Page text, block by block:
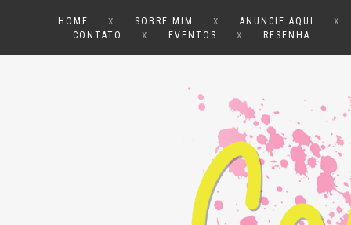
HOME x SOBRE MIM x ANUNCIE AQUI x
CONTATO x EVENTOS x RESENHA